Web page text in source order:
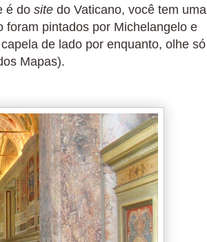
é do sitedo Vaticano, você tem uma
foram pintados por Michelangelo e
de lado por enquanto, olhe só
Mapas).